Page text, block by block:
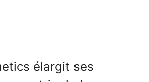
élargit ses